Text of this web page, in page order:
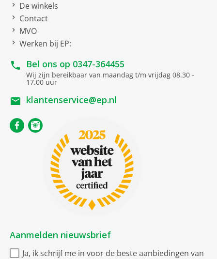
Comfort
Smart TV
Hbb TV Ready
USB-Recording
WEB-Browser
Teletekst
Smart-platform
AMD FreeSync Premium
Compatible met
Google Assistant
Draadloze verbindingen
WLAN
Bluetooth
De winkels
Contact
MVO
Werken bij EP:
Bel ons op 0347-364455
Wij zijn bereikbaar van maandag t/m vrijdag 08.30 -
17.00 uur
klantenservice@ep.nl
Aanmelden nieuwsbrief
Ja, ik schrijf me in voor de beste aanbiedingen van